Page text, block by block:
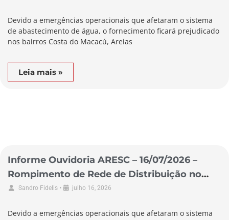
Devido a emergências operacionais que afetaram o sistema
de abastecimento de água, o fornecimento ficará prejudicado
nos bairros Costa do Macacú, Areias
Leia mais »
Informe Ouvidoria ARESC – 16/07/2026 –
Rompimento de Rede de Distribuição no
Município de Garopaba
Sandro Fidelis • julho 16, 2026
Devido a emergências operacionais que afetaram o sistema